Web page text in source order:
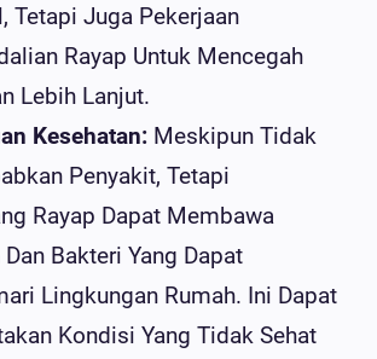
Tetapi Juga Pekerjaan
Rayap Untuk Mencegah
Lebih Lanjut.
Kesehatan: Meskipun Tidak
Penyakit, Tetapi
Rayap Dapat Membawa
Bakteri Yang Dapat
Lingkungan Rumah. Ini Dapat
Kondisi Yang Tidak Sehat